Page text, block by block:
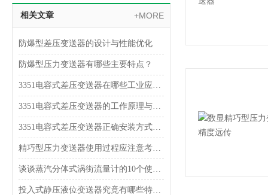
相关文章 +MORE
防爆型差压变送器的设计与性能优化
防爆型压力变送器有哪些主要特点？
3351电容式差压变送器在哪些工业应用中使用？
3351电容式差压变送器的工作原理与结构特点
3351电容式差压变送器正确安装方式，一定得掌握！
精巧型压力变送器使用过程应注意考虑什么？
谈谈蒸汽分体式涡街流量计的10个使用要点
投入式静压液位变送器究竟有哪些特点呢？